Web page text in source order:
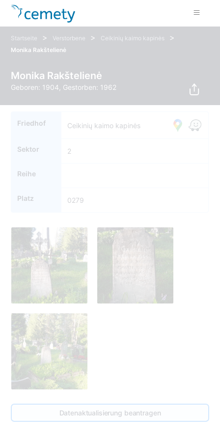
Startseite > Verstorbene > Ceikinių kaimo kapinės >
Monika Rakštelienė
Monika Rakštelienė
Geboren: 1904, Gestorben: 1962
Friedhof Ceikinių kaimo kapinės
Sektor 2
Reihe
Platz 0279
Datenaktualisierung beantragen
275